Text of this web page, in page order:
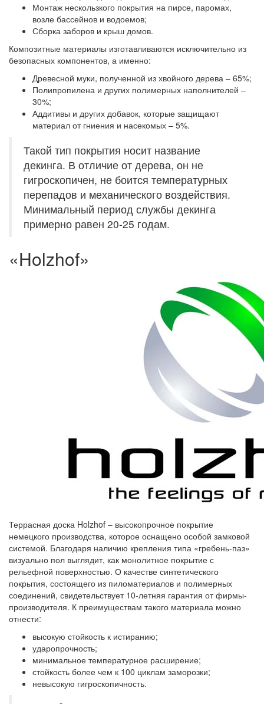
Монтаж нескользкого покрытия на пирсе, паромах,
возле бассейнов и водоемов;
Сборка заборов и крыш домов.
Композитные материалы изготавливаются исключительно из
безопасных компонентов, а именно:
Древесной муки, полученной из хвойного дерева – 65%;
Полипропилена и других полимерных наполнителей –
30%;
Аддитивы и других добавок, которые защищают
материал от гниения и насекомых – 5%.
Такой тип покрытия носит название
декинга. В отличие от дерева, он не
гигроскопичен, не боится температурных
перепадов и механического воздействия.
Минимальный период службы декинга
примерно равен 20-25 годам.
«Holzhof»
Террасная доска Holzhof – высокопрочное покрытие
немецкого производства, которое оснащено особой замковой
системой. Благодаря наличию крепления типа «гребень-паз»
визуально пол выглядит, как монолитное покрытие с
рельефной поверхностью. О качестве синтетического
покрытия, состоящего из пиломатериалов и полимерных
соединений, свидетельствует 10-летняя гарантия от фирмы-
производителя. К преимуществам такого материала можно
отнести:
высокую стойкость к истиранию;
ударопрочность;
минимальное температурное расширение;
стойкость более чем к 100 циклам заморозки;
невысокую гигроскопичность.